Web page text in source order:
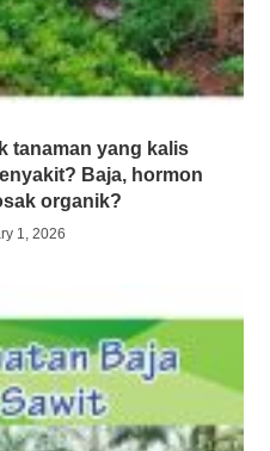
tanaman yang kalis
Baja, hormon
organik?
1, 2026